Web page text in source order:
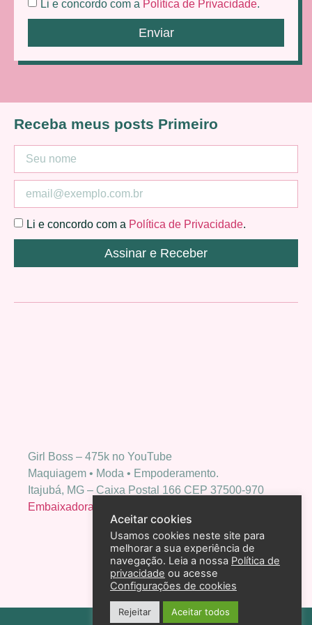
Li e concordo com a Política de Privacidade
Enviar
Girl Boss – 475k no YouTube
Maquiagem • Moda • Empoderamento.
Itajubá, MG – Caixa Postal 166 CEP 37500-970
Embaixadora Bio Extratus
Receba meus posts Primeiro
Li e concordo com a Política de Privacidade
Assinar e Receber
Política de privacidade
Aceitar cookies
Usamos cookies neste site para
melhorar a sua experiência de
navegação. Leia a nossa Política de
privacidade ou acesse
Configurações de cookies
Rejeitar Aceitar todos